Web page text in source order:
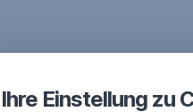
Ihre Einstellung zu